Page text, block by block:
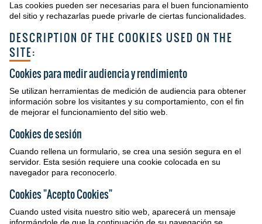
Las cookies pueden ser necesarias para el buen funcionamiento
del sitio y rechazarlas puede privarle de ciertas funcionalidades.
DESCRIPTION OF THE COOKIES USED ON THE
SITE:
Cookies para medir audiencia y rendimiento
Se utilizan herramientas de medición de audiencia para obtener
información sobre los visitantes y su comportamiento, con el fin
de mejorar el funcionamiento del sitio web.
Cookies de sesión
Cuando rellena un formulario, se crea una sesión segura en el
servidor. Esta sesión requiere una cookie colocada en su
navegador para reconocerlo.
Cookies "Acepto Cookies"
Cuando usted visita nuestro sitio web, aparecerá un mensaje
informándole de que la continuación de su navegación se